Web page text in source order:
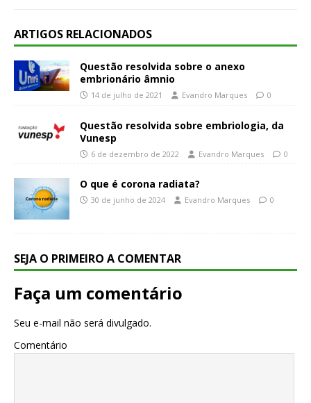
ARTIGOS RELACIONADOS
Questão resolvida sobre o anexo
embrionário âmnio
14 de julho de 2021 Evandro Marques 0
Questão resolvida sobre embriologia, da
Vunesp
6 de dezembro de 2022 Evandro Marques 0
O que é corona radiata?
30 de junho de 2024 Evandro Marques 0
SEJA O PRIMEIRO A COMENTAR
Faça um comentário
Seu e-mail não será divulgado.
Comentário